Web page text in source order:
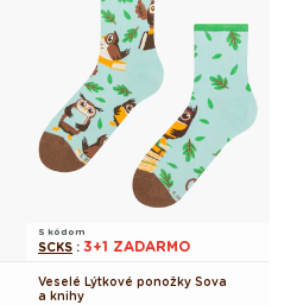
S kódom
SCKS : 3+1 ZADARMO
Veselé Lýtkové ponožky Sova
a knihy